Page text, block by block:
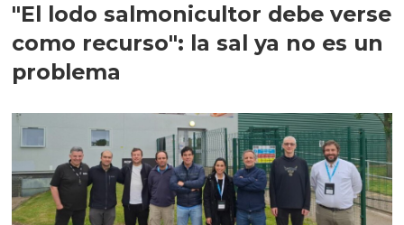
"El lodo salmonicultor debe verse
como recurso": la sal ya no es un
problema